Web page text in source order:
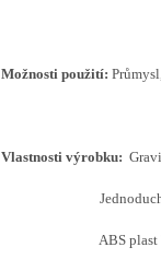
Možnosti použití:
Vlastnosti výrobku:
Jednoduchá
ABS plast bílé